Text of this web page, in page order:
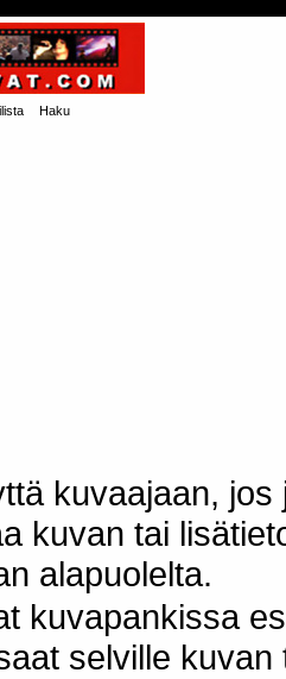
Haku
kuvaajaan,
kuvan tai
alapuolelta.
kuvapankissa
selville